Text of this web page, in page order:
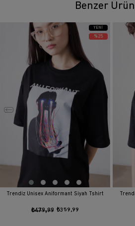
Benzer
Trendiz Unisex Aniformant Siyah Tshirt
₺359,99
₺479,99
YENI
ÜRÜN
%25